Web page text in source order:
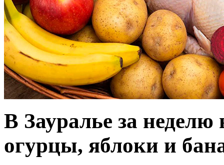
В Зауралье за
огурцы, яблоки и